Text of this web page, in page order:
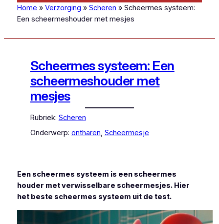
Home » Verzorging » Scheren »Scheermes systeem:
Een scheermeshouder met mesjes
Scheermes systeem: Een
scheermeshouder met
mesjes
Rubriek: Scheren
Onderwerp: ontharen, Scheermesje
Een scheermes systeem is een scheermes
houder met verwisselbare scheermesjes. Hier
het beste scheermes systeem uit de test.